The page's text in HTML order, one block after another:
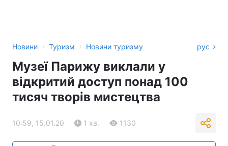
Новини › Туризм › Новини туризму рус
Музеї Парижу виклали у
відкритий доступ понад 100
тисяч творів мистецтва
10:59, 15.01.20 1 хв. 1130